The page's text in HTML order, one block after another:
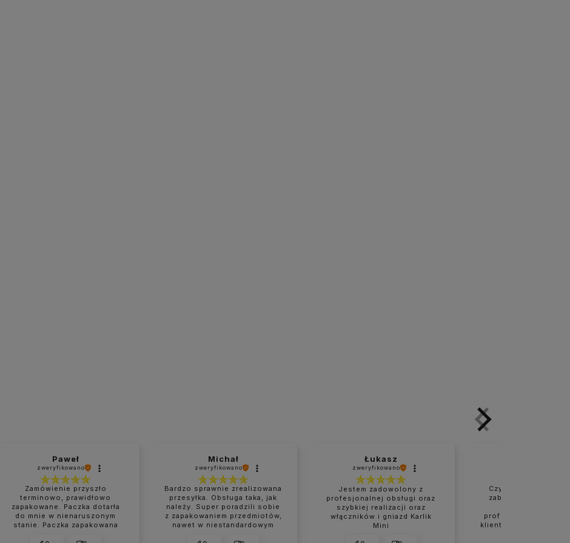
Paweł
zweryfikowano
Zamówienie przyszło
terminowo, prawidłowo
zapakowane. Paczka dotarła
do mnie w nienaruszonym
stanie. Paczka zapakowana
Michał
zweryfikowano
Bardzo sprawnie zrealizowana
przesyłka. Obsługa taka, jak
należy. Super poradzili sobie
z zapakowaniem przedmiotów,
nawet w niestandardowym
Łukasz
zweryfikowano
Jestem zadowolony z
profesjonalnej obsługi oraz
szybkiej realizacji oraz
włączników i gniazd Karlik
Mini
Czysta i naprawdę
zabezpieczona
profesjonalne
klienta. Wszystko